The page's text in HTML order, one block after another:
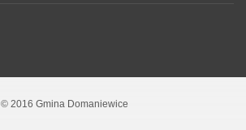
© 2016 Gmina Domaniewice